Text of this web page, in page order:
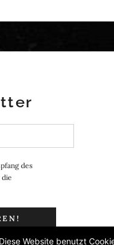
des
Diese Website benutzt